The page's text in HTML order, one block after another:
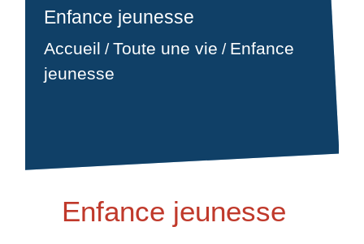
Enfance jeunesse
Accueil /Toute une vie / Enfance
jeunesse
Enfance jeunesse